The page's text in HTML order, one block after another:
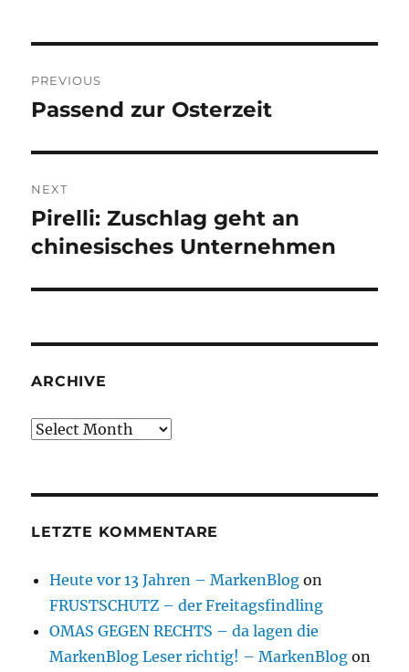
navigation
PREVIOUS
Previous
Passend zur Osterzeit
NEXT
Next
post:
Pirelli: Zuschlag geht an
chinesisches Unternehmen
ARCHIVE
Archive
LETZTE KOMMENTARE
Heute vor 13 Jahren – MarkenBlog on
FRUSTSCHUTZ – der Freitagsfindling
OMAS GEGEN RECHTS – da lagen die
MarkenBlog Leser richtig! – MarkenBlog on